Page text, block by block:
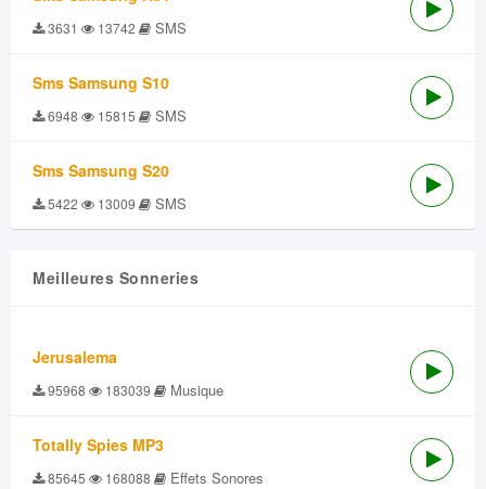
3631 13742 SMS
Sms Samsung S10
6948 15815 SMS
Sms Samsung S20
5422 13009 SMS
Meilleures Sonneries
Jerusalema
95968 183039 Musique
Totally Spies MP3
85645 168088 Effets Sonores